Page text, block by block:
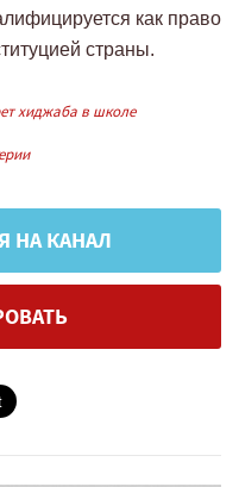
как право
страны.
хиджаба в школе
НА КАНАЛ